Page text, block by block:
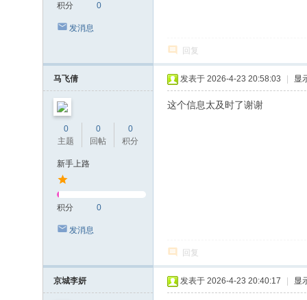
积分 0
发消息
回复
马飞倩
0
主题
0
回帖
0
积分
新手上路
积分 0
发消息
发表于 2026-4-23 20:58:03 显
这个信息太及时了谢谢
回复
京城李妍 发表于 2026-4-23 20:40:17 显